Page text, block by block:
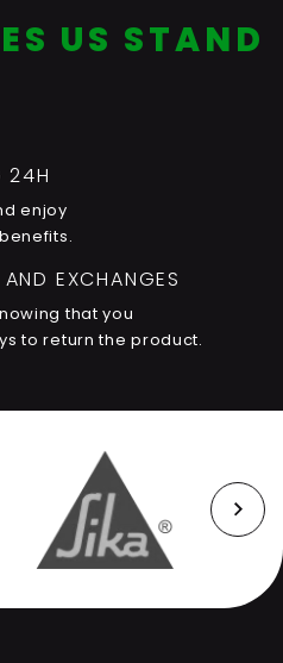
US STAND
24H
enjoy
AND EXCHANGES
that you
to return the product.